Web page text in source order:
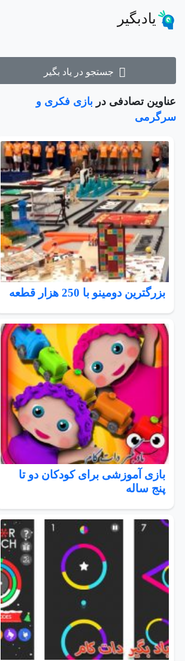
یادبگیر
جستجو در یاد بگیر
عناوین تصادفی در بازی فکری و
سرگرمی
بزرگترین دومینو با 250 هزار قطعه
بازی آموزشی برای کودکان دو تا
پنج ساله